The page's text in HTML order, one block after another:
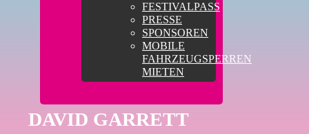
FESTIVALPASS
PRESSE
SPONSOREN
MOBILE
FAHRZEUGSPERREN
MIETEN
DAVID GARRETT